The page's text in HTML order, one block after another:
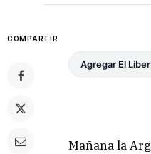
COMPARTIR
Agregar El
Mañana la